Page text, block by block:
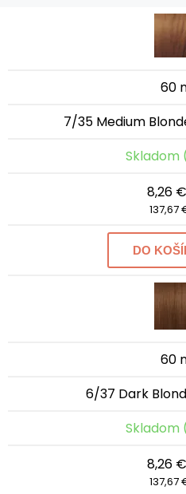
60
7/35 Medium
Skladom
8,26 €
137,67
DO
60
6/37 Dark
Skladom
8,26 €
137,67